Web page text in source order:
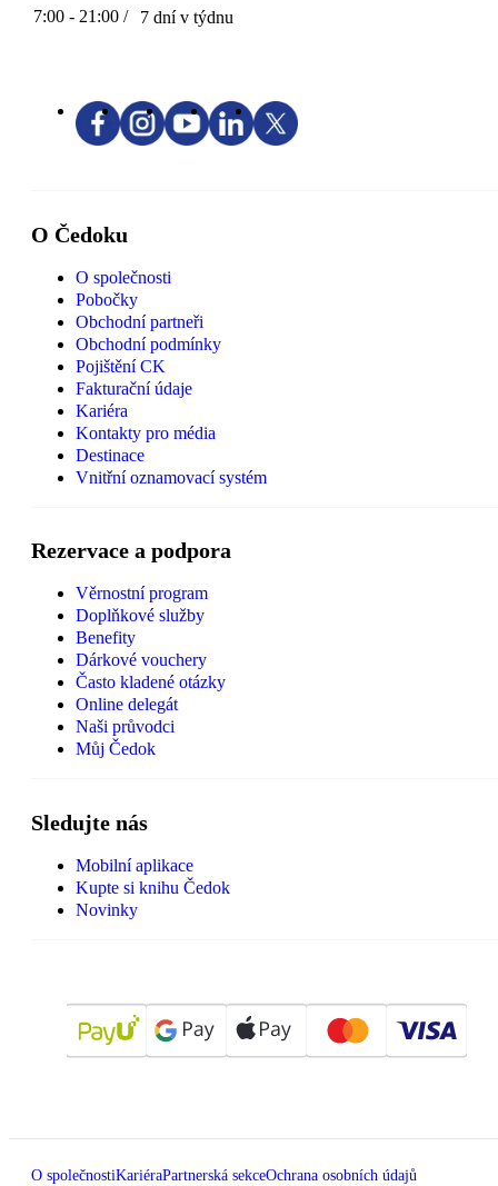
7:00 - 21:00 / 7 dní v týdnu
O Čedoku
O společnosti
Pobočky
Obchodní partneři
Obchodní podmínky
Pojištění CK
Fakturační údaje
Kariéra
Kontakty pro média
Destinace
Vnitřní oznamovací systém
Rezervace a podpora
Věrnostní program
Doplňkové služby
Benefity
Dárkové vouchery
Často kladené otázky
Online delegát
Naši průvodci
Můj Čedok
Sledujte nás
Mobilní aplikace
Kupte si knihu Čedok
Novinky
O společnostiKariéraPartnerská sekceOchrana osobních údajů